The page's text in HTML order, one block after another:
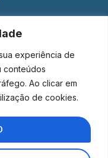
experiência de
conteúdos
Ao clicar em
de cookies.